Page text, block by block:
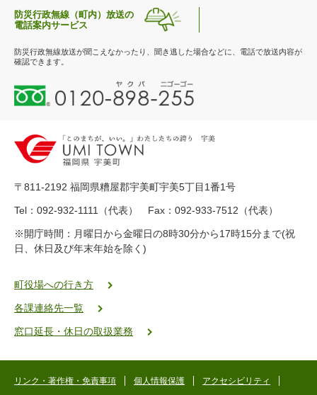
防災行政無線（町内）放送の
電話案内サービス
防災行政無線放送が聞こえなかったり、聞き逃した場合などに、電話で放送内容が
確認できます。
0
1
-
8
-
5
5
ク
二
ゴ
〒811-2192 福岡県糟屋郡宇美町宇美5丁目1番1号
Tel：092-932-1111（代表） Fax：092-933-7512（代表）
※開庁時間：月曜日から金曜日の8時30分から17時15分まで(祝
日、休日及び年末年始を除く)
町役場への行き方
各課連絡先一覧
窓口延長・休日の取扱業務
リンク・著作権・免責事項 個人情報保護 アクセシビリティ